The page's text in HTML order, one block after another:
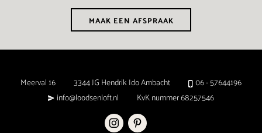
MAAK EEN AFSPRAAK
Meerval 16 3344 JG Hendrik Ido Ambacht
06 - 57644196
info@loodsenloft.nl
KvK nummer 68257546